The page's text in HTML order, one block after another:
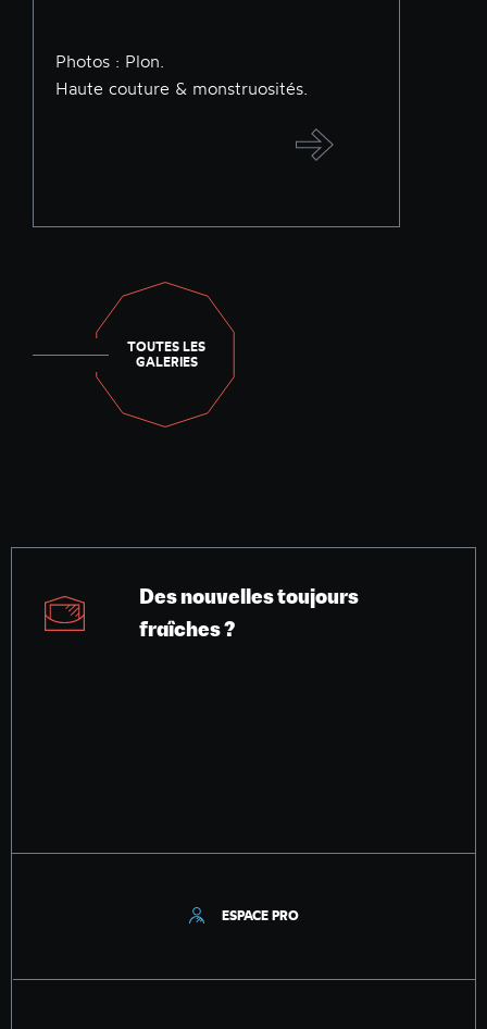
Photos : Plon.
Haute couture & monstruosités.
TOUTES LES
GALERIES
Des nouvelles toujours
fraîches ?
ESPACE PRO